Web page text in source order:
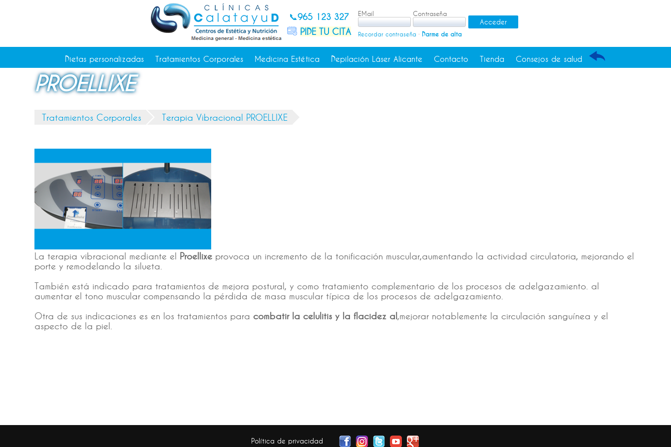
📞965 123 327
PIDE TU CITA
EMail Contraseña
Recordar contraseña · Darme de alta
Dietas personalizadas Tratamientos Corporales Medicina Estética Depilación Láser Alicante Contacto Tienda Consejos de salud
Consejos de salud
PROELLIXE
Tratamientos Corporales Terapia Vibracional PROELLIXE
La terapia vibracional mediante el Proellixe provoca un incremento de la tonificación muscular,aumentando la actividad circulatoria, mejorando el
porte y remodelando la silueta.
También está indicado para tratamientos de mejora postural, y como tratamiento complementario de los procesos de adelgazamiento. al
aumentar el tono muscular compensando la pérdida de masa muscular típica de los procesos de adelgazamiento.
Otra de sus indicaciones es en los tratamientos para combatir la celulitis y la flacidez al ,mejorar notablemente la circulación sanguínea y el
aspecto de la piel.
Política de privacidad